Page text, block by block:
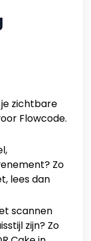
zichtbare
Flowcode.
Zo
lees dan
scannen
zijn? Zo